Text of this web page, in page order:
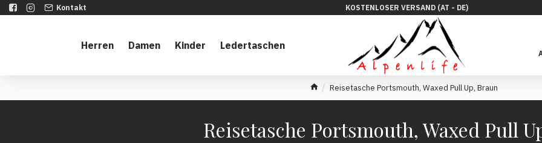
Kontakt KOSTENLOSER VERSAND (AT - DE)
Herren Damen Kinder Ledertaschen
Reisetasche Portsmouth, Waxed Pull Up, Braun
Reisetasche Portsmouth, Waxed Pull